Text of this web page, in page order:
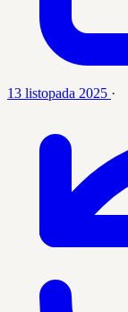
13 listopada 2025 ·